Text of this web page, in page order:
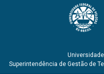
Superintendência de Gestão de